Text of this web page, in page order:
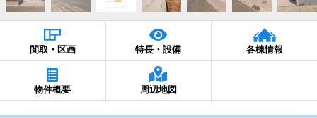
間取・区画 特長・設備 各棟情報
物件概要 周辺地図